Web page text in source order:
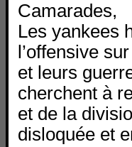
Camarades,
Les yankees
l’offensive
et leurs
cherchent à
et de la
disloquée et